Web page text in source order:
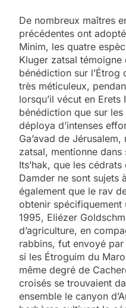
De nombreux maîtres
précédentes ont
Minim, les quatre
Kluger zatsal
bénédiction sur l’Étrog
très méticuleux,
lorsqu’il vécut en
bénédiction que sur
déploya d’intenses
Ga’avad de
zatsal, mentionne dans
Its’hak, que les
Damder ne sont sujets
également que le rav
obtenir spécifiquement
1995, Eliézer
d’agriculture, en
rabbins, fut envoyé
si les Étroguim du
même degré de
croisés se trouvaient
ensemble le canyon